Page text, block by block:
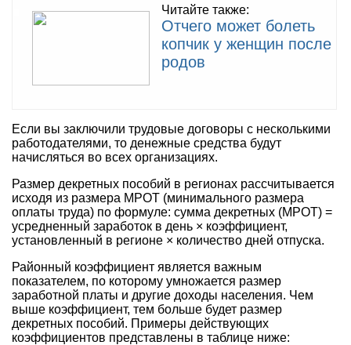
Читайте также:
Отчего может болеть
копчик у женщин после
родов
Если вы заключили трудовые договоры с несколькими
работодателями, то денежные средства будут
начисляться во всех организациях.
Размер декретных пособий в регионах рассчитывается
исходя из размера МРОТ (минимального размера
оплаты труда) по формуле: сумма декретных (МРОТ) =
усредненный заработок в день × коэффициент,
установленный в регионе × количество дней отпуска.
Районный коэффициент является важным
показателем, по которому умножается размер
заработной платы и другие доходы населения. Чем
выше коэффициент, тем больше будет размер
декретных пособий. Примеры действующих
коэффициентов представлены в таблице ниже: